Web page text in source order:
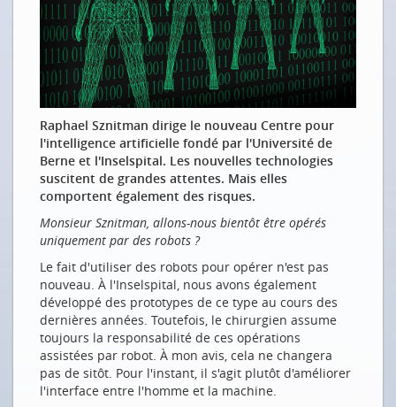
KI-FORSCHUNG IN BERN: INTERVIEW MIT RAPHAEL
SZNITMAN
Wenn künstliche Intelligenz das Gehirn nach
Krankheiten scannt
maladies
INTELLIGENTE ANWENDUNGEN
Digitalisierung als Chance für die Umwelt
Saubere Gewässer mit künstlicher Intelligenz und
IoT
Und es gibt sie doch, die intelligente Küche
Covid in der Lunge sehen und hören
Wir erleben derzeit, wie Computeralgorithmen die
Biologie revolutionieren
SMART ENERGY PARTY
So viel smarte Energie
Raphael Sznitman dirige le nouveau Centre pour
l'intelligence artificielle fondé par l'Université de
Berne et l'Inselspital. Les nouvelles technologies
suscitent de grandes attentes. Mais elles
comportent également des risques.
Monsieur Sznitman, allons-nous bientôt être opérés
uniquement par des robots ?
Le fait d'utiliser des robots pour opérer n'est pas
nouveau. À l'Inselspital, nous avons également
développé des prototypes de ce type au cours des
dernières années. Toutefois, le chirurgien assume
toujours la responsabilité de ces opérations
assistées par robot. À mon avis, cela ne changera
pas de sitôt. Pour l'instant, il s'agit plutôt d'améliorer
l'interface entre l'homme et la machine.